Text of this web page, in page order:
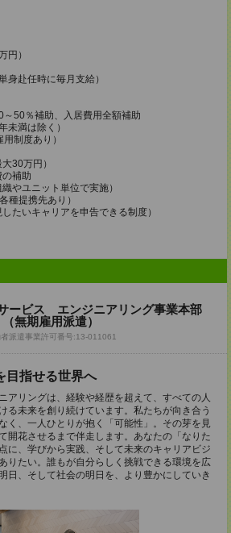
円）
身赴任時に毎月支給）
50％補助、入居費用全額補助
未満は除く）
制度あり）
30万円）
の補助
やユニット単位で実施）
種提携先あり）
たいキャリアを申告できる制度）
ービス エンジニアリング事業本部
（無期雇用派遣）
派遣事業許可番号:13-011061
目指せる世界へ
アリングは、経験や経歴を超えて、すべての人
る未来を創り続けています。私たちが向き合う
く、一人ひとりが抱く「可能性」。その芽を見
開花させるまで伴走します。あなたの「なりた
に、学びから実践、そして未来のキャリアビジ
りたい。誰もが自分らしく挑戦できる環境を広
日、そして社会の明日を、より豊かにしていき